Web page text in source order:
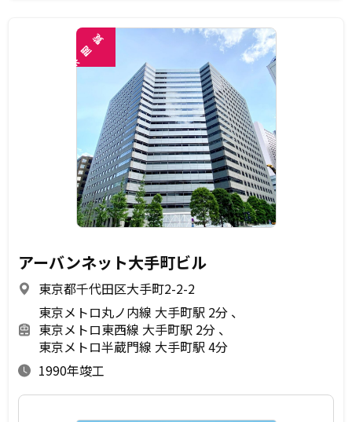
未
閲
覧
アーバンネット大手町ビル
東京都千代田区大手町2-2-2
東京メトロ丸ノ内線 大手町駅 2分
東京メトロ東西線 大手町駅 2分
東京メトロ半蔵門線 大手町駅 4分
1990年竣工